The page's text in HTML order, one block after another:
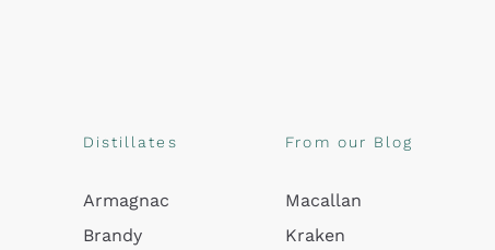
Distillates
Armagnac
Brandy
From our Blog
Macallan
Kraken